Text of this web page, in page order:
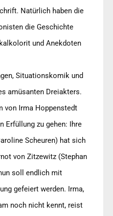
Natürlich haben die
die Geschichte
und Anekdoten
Situationskomik und
amüsanten Dreiakters.
von Irma Hoppenstedt
Erfüllung zu gehen: Ihre
Scheuren) hat sich
von Zitzewitz (Stephan
soll endlich mit
gefeiert werden. Irma,
noch nicht kennt, reist